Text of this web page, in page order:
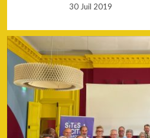
30 Juil 2019